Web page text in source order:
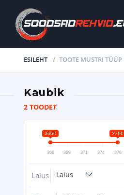
ESILEHT TOOTE MUSTRI TÜÜP
Kaubik
2 TOODET
366€ 376€
366 369 371 374 376
Laius Laius